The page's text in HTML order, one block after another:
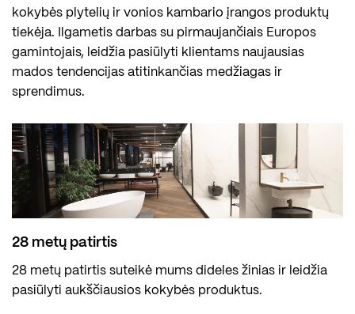
kokybės plytelių ir vonios kambario įrangos produktų
tiekėja. Ilgametis darbas su pirmaujančiais Europos
gamintojais, leidžia pasiūlyti klientams naujausias
mados tendencijas atitinkančias medžiagas ir
sprendimus.
28 metų patirtis
28 metų patirtis suteikė mums dideles žinias ir leidžia
pasiūlyti aukščiausios kokybės produktus.